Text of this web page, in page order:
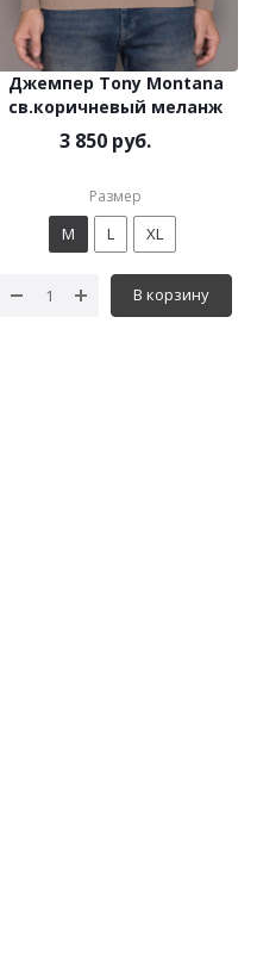
Джемпер Tony Montana
св.коричневый меланж
3 850 руб.
Размер
M L XL
В корзину